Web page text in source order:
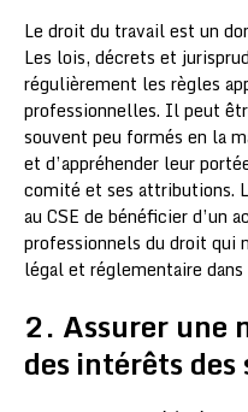
Le droit du travail est un
Les lois, décrets et
régulièrement les règles
professionnelles. Il peut
souvent peu formés en la
et d’appréhender leur
comité et ses attributions.
au CSE de bénéficier d’un
professionnels du droit qui
légal et réglementaire
2. Assurer une
des intérêts des